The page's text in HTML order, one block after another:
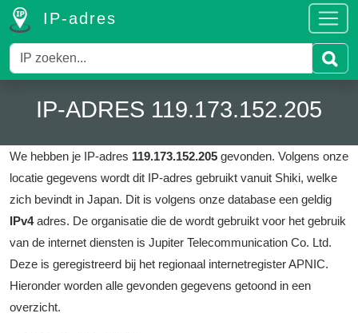
IP-adres
IP-ADRES 119.173.152.205
We hebben je IP-adres 119.173.152.205 gevonden. Volgens onze
locatie gegevens wordt dit IP-adres gebruikt vanuit Shiki, welke
zich bevindt in Japan. Dit is volgens onze database een geldig
IPv4adres. De organisatie die de wordt gebruikt voor het gebruik
van de internet diensten is Jupiter Telecommunication Co. Ltd.
Deze is geregistreerd bij het regionaal internetregister APNIC.
Hieronder worden alle gevonden gegevens getoond in een
overzicht.